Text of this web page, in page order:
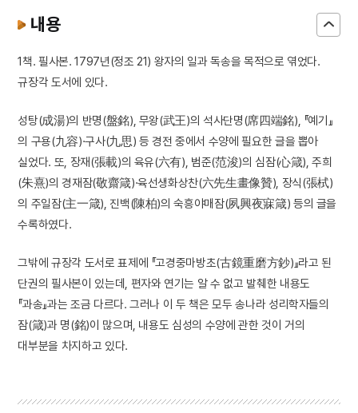
내용
1책. 필사본. 1797년(정조 21) 왕자의 일과 독송을 목적으로 엮었다.
규장각 도서에 있다.
성탕(成湯)의 반명(盤銘), 무왕(武王)의 석사단명(席四端銘), 『예기』
의 구용(九容)·구사(九思) 등 경전 중에서 수양에 필요한 글을 뽑아
실었다. 또, 장재(張載)의 육유(六有), 범준(范浚)의 심잠(心箴), 주희
(朱熹)의 경재잠(敬齋箴)·육선생화상찬(六先生畫像贊), 장식(張栻)
의 주일잠(主一箴), 진백(陳柏)의 숙흥야매잠(夙興夜寐箴) 등의 글을
수록하였다.
그밖에 규장각 도서로 표제에 『고경중마방초(古鏡重磨方鈔)』라고 된
단권의 필사본이 있는데, 편자와 연기는 알 수 없고 발췌한 내용도
『과송』과는 조금 다르다. 그러나 이 두 책은 모두 송나라 성리학자들의
잠(箴)과 명(銘)이 많으며, 내용도 심성의 수양에 관한 것이 거의
대부분을 차지하고 있다.